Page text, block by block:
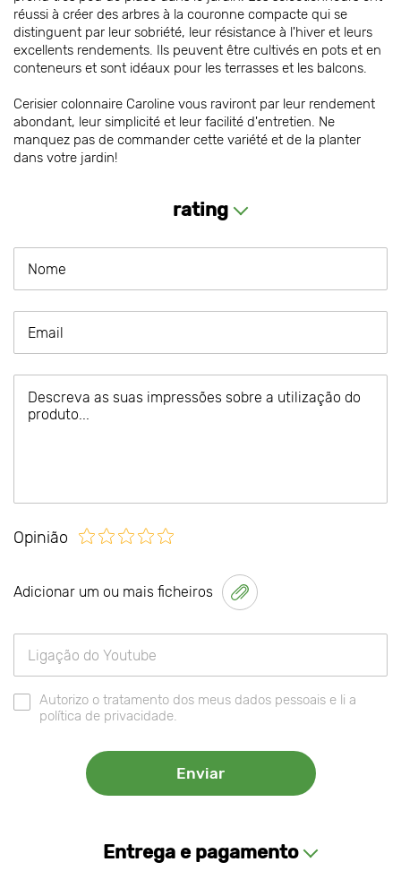
réussi à créer des arbres à la couronne compacte qui se
distinguent par leur sobriété, leur résistance à l'hiver et leurs
excellents rendements. Ils peuvent être cultivés en pots et en
conteneurs et sont idéaux pour les terrasses et les balcons.
Cerisier colonnaire Caroline vous raviront par leur rendement
abondant, leur simplicité et leur facilité d'entretien. Ne
manquez pas de commander cette variété et de la planter
dans votre jardin!
rating
Opinião
Adicionar um ou mais ficheiros
Autorizo o tratamento dos meus dados pessoais e li a
política de privacidade.
Entrega e pagamento